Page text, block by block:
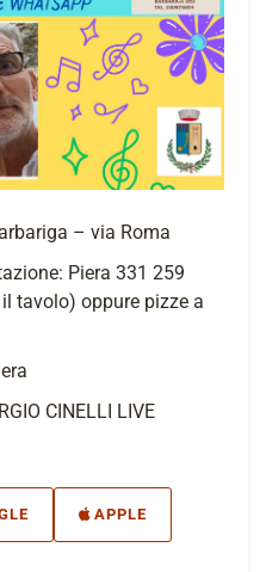
– via Roma
Piera 331 259
tavolo) oppure pizze a
CINELLI LIVE
APPLE